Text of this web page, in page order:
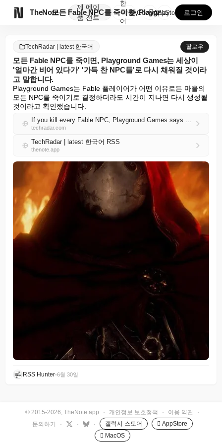
TheNote
제
품
에이
전트
모든 Fable NPC를 죽이면, Playground ...
한
국
어
GooglePlay
AppStore 로그인
TechRadar | latest 한국어 팔로우
모든 Fable NPC를 죽이면, Playground Games는 세상이
'얼마간 비어 있다가' '가득 찬 NPC들'로 다시 채워질 것이라
고 말합니다.
Playground Games는 Fable 플레이어가 어떤 이유로든 마을의
모든 NPC를 죽이기로 결정하더라도 시간이 지나면 다시 생성될
것이라고 확인했습니다.
If you kill every Fable NPC, Playground Games says the world will 'stay empty for some time' before being repopulated by 'full NPCs'
techradar.com
TechRadar | latest 한국어 RSS
thenote.app
RSS Hunter•6월 30일
© 2015-2026, TheNote.app · 개인정보 보호정책 · 이용 약관
·
문의하기
· · · 갤럭시 스토어
 AppStore
 MacOS